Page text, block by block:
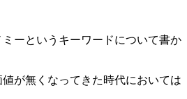
ーというキーワードについて書か
値が無くなってきた時代においては